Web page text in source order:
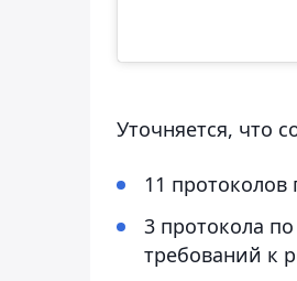
Уточняется, что
11 протоколов
3 протокола
требований к